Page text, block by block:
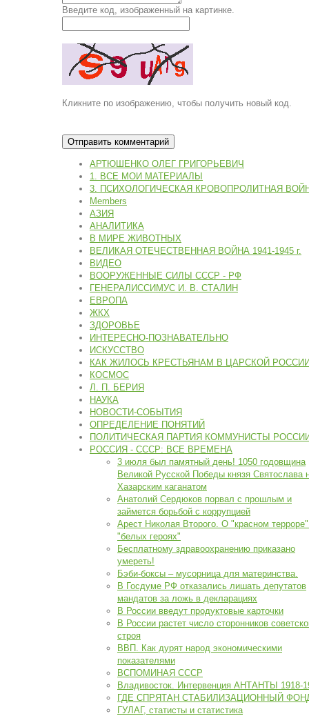
Введите код, изображенный на картинке.
Кликните по изображению, чтобы получить новый код.
АРТЮШЕНКО ОЛЕГ ГРИГОРЬЕВИЧ
1. ВСЕ МОИ МАТЕРИАЛЫ
3. ПСИХОЛОГИЧЕСКАЯ КРОВОПРОЛИТНАЯ
Members
АЗИЯ
АНАЛИТИКА
В МИРЕ ЖИВОТНЫХ
ВЕЛИКАЯ ОТЕЧЕСТВЕННАЯ ВОЙНА 1941-1945 г.
ВИДЕО
ВООРУЖЕННЫЕ СИЛЫ СССР - РФ
ГЕНЕРАЛИССИМУС И. В. СТАЛИН
ЕВРОПА
ЖКХ
ЗДОРОВЬЕ
ИНТЕРЕСНО-ПОЗНАВАТЕЛЬНО
ИСКУССТВО
КАК ЖИЛОСЬ КРЕСТЬЯНАМ В ЦАРСКОЙ
КОСМОС
Л. П. БЕРИЯ
НАУКА
НОВОСТИ-СОБЫТИЯ
ОПРЕДЕЛЕНИЕ ПОНЯТИЙ
ПОЛИТИЧЕСКАЯ ПАРТИЯ КОММУНИСТЫ
РОССИЯ - СССР: ВСЕ ВРЕМЕНА
3 июля был памятный день! 1050 годовщина
Великой Русской Победы князя Святослава
Хазарским каганатом
Анатолий Сердюков порвал с прошлым и
займется борьбой с коррупцией
Арест Николая Второго. О "красном
"белых героях"
Бесплатному здравоохранению приказано
умереть!
Бэби-боксы – мусорница для материнства.
В Госдуме РФ отказались лишать депутатов
мандатов за ложь в декларациях
В России введут продуктовые карточки
В России растет число сторонников
строя
ВВП. Как дурят народ экономическими
показателями
ВСПОМИНАЯ СССР
Владивосток. Интервенция АНТАНТЫ 1918-
ГДЕ СПРЯТАН СТАБИЛИЗАЦИОННЫЙ
ГУЛАГ, статисты и статистика